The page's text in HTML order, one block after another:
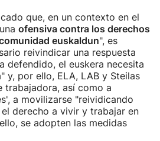
que, en un contexto en el
ofensiva contra los derechos
euskaldun", es
reivindicar una respuesta
defendido, el euskera necesita
y, por ello, ELA, LAB y Steilas
trabajadora, así como a
a movilizarse "reividicando
derecho a vivir y trabajar en
se adopten las medidas